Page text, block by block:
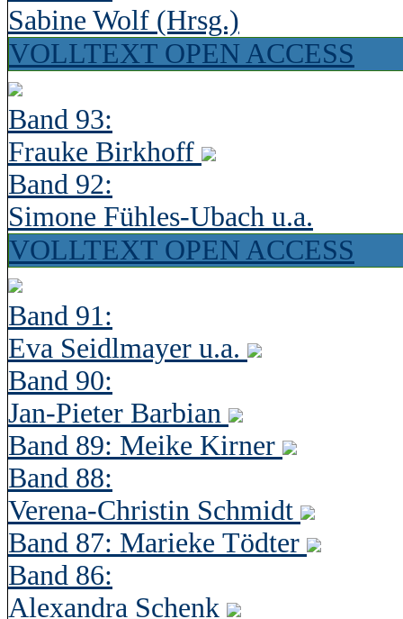
Sabine Wolf (Hrsg.)
VOLLTEXT OPEN ACCESS
Band 93:
Frauke Birkhoff
Band 92:
Simone Fühles-Ubach u.a.
VOLLTEXT OPEN ACCESS
Band 91:
Eva Seidlmayer u.a.
Band 90:
Jan-Pieter Barbian
Band 89: Meike Kirner
Band 88:
Verena-Christin Schmidt
Band 87: Marieke Tödter
Band 86:
Alexandra Schenk